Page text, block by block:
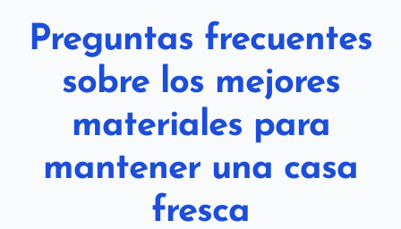
Preguntas frecuentes
sobre los mejores
materiales para
mantener una casa
fresca